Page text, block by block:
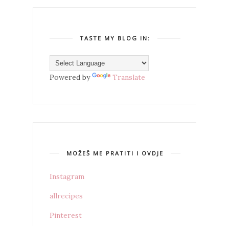
TASTE MY BLOG IN:
Powered by Translate
MOŽEŠ ME PRATITI I OVDJE
Instagram
allrecipes
Pinterest